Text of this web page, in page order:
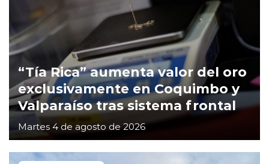
“Tía Rica” aumenta valor del oro
exclusivamente en Coquimbo y
Valparaíso tras sistema frontal
Martes 4 de agosto de 2026